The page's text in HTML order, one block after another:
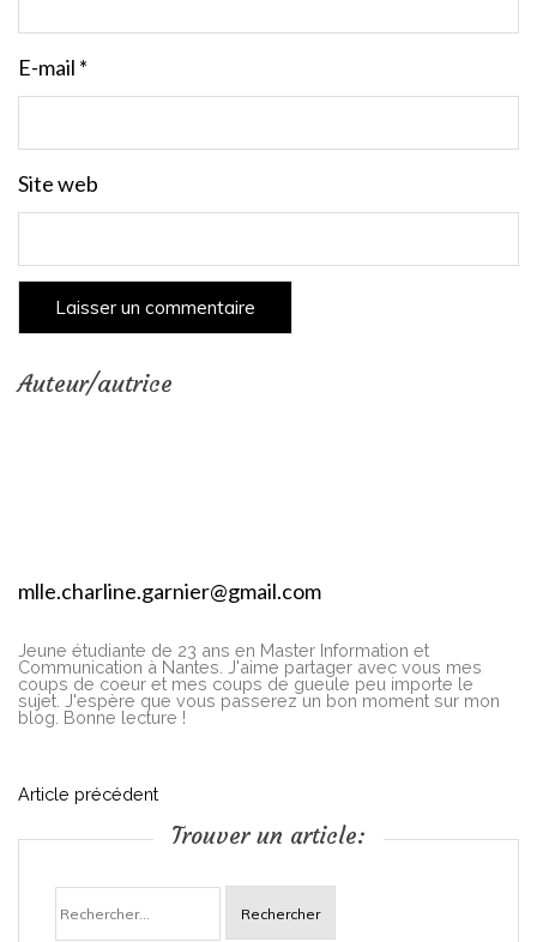
E-mail *
Site web
Auteur/autrice
mlle.charline.garnier@gmail.com
Jeune étudiante de 23 ans en Master Information et
Communication à Nantes. J'aime partager avec vous mes
coups de coeur et mes coups de gueule peu importe le
sujet. J'espère que vous passerez un bon moment sur mon
blog. Bonne lecture !
N
Article précédent
Trouver un article:
Rechercher :